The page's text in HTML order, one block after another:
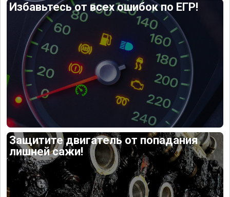
Избавьтесь от всех ошибок по ЕГР!
Защитите двигатель от попадания
лишней сажи!